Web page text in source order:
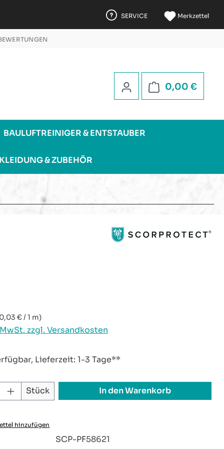
SERVICE Merkzettel
0,00 €
BAULUFTREINIGER & ENTSTAUBER
& ZUBEHÖR
€ / 1 m)
zzgl. Versandkosten
Lieferzeit: 1-3 Tage**
Anzahl: Gib den gewünschten
Stück In den Warenkorb
hinzufügen
SCP-PF58621